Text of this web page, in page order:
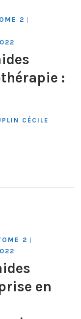
2 |
:
CÉCILE
2 |
en